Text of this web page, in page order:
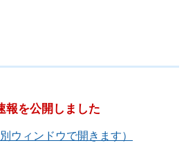
報を公開しました
ウィンドウで開きます）